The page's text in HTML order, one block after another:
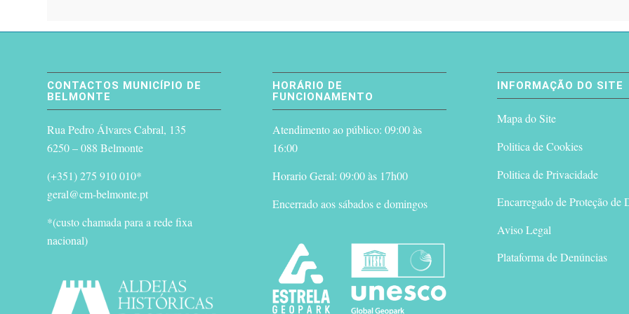
CONTACTOS MUNICÍPIO DE
BELMONTE
Rua Pedro Álvares Cabral, 135
6250 – 088 Belmonte
(+351) 275 910 010*
geral@cm-belmonte.pt
*(custo chamada para a rede fixa
nacional)
HORÁRIO DE
FUNCIONAMENTO
Atendimento ao público: 09:00 às
16:00
Horario Geral: 09:00 às 17h00
Encerrado aos sábados e domingos
INFORMAÇÃO DO SITE
Mapa do Site
Politica de Cookies
Politica de Privacidade
Encarregado de Proteção de
Aviso Legal
Plataforma de Denúncias